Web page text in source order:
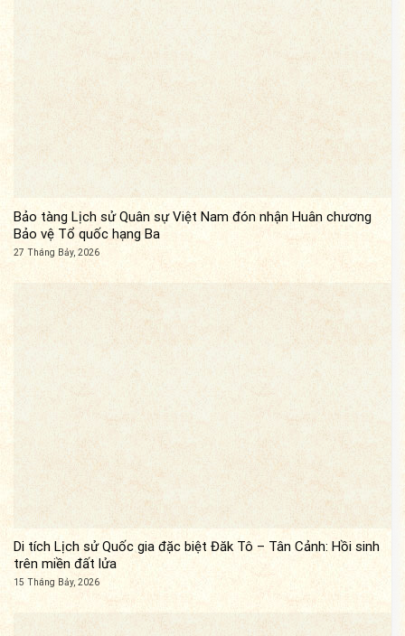
Bảo tàng Lịch sử Quân sự Việt Nam đón nhận Huân chương
Bảo vệ Tổ quốc hạng Ba
27 Tháng Bảy, 2026
Di tích Lịch sử Quốc gia đặc biệt Đăk Tô – Tân Cảnh: Hồi sinh
trên miền đất lửa
15 Tháng Bảy, 2026